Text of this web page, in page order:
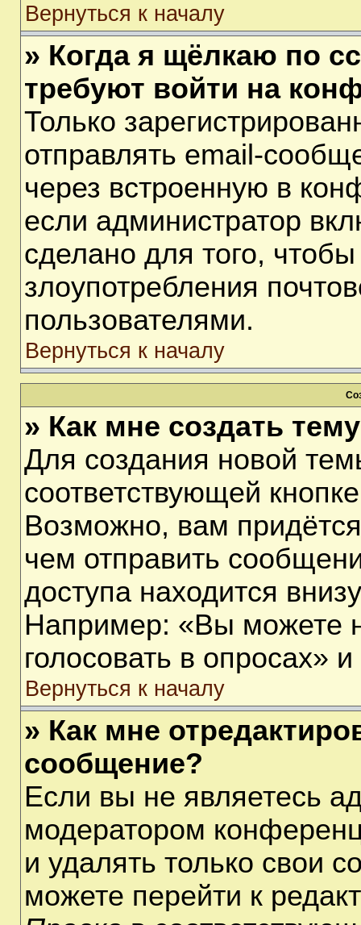
Вернуться к началу
» Когда я щёлкаю по
требуют войти на
Только
отправлять email-
через встроенную в
если администратор
сделано для того,
злоупотребления
пользователями.
Вернуться к началу
» Как мне создать
Для создания новой
соответствующей
Возможно, вам
чем отправить
доступа находится
Например: «Вы можете
голосовать в опросах» и
Вернуться к началу
» Как мне
сообщение?
Если вы не являетесь
модератором
и удалять только свои
можете перейти к